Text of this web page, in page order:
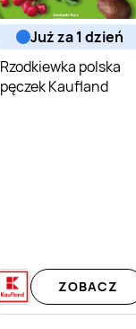
już za 1 dzień
Rzodkiewka polska
pęczek Kaufland
ZOBACZ